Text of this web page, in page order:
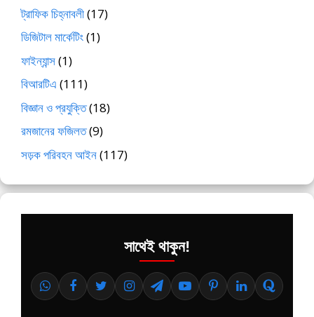
ট্রাফিক চিহ্নাবলী(17)
ডিজিটাল মার্কেটিং(1)
ফাইন্যান্স(1)
বিআরটিএ (111)
বিজ্ঞান ও প্রযুক্তি(18)
রমজানের ফজিলত(9)
সড়ক পরিবহন আইন(117)
সাথেই থাকুন!